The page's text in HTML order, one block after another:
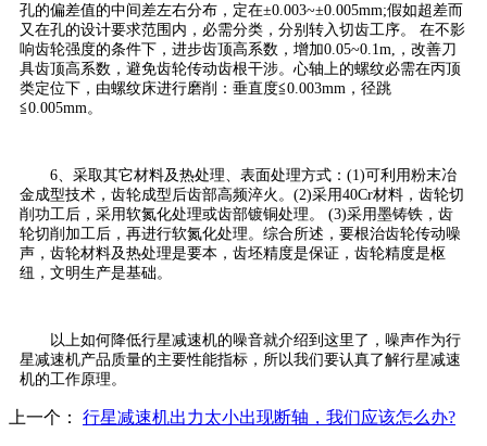
孔的偏差值的中间差左右分布，定在±0.003~±0.005mm;假如超差而
又在孔的设计要求范围内，必需分类，分别转入切齿工序。 在不影
响齿轮强度的条件下，进步齿顶高系数，增加0.05~0.1m,，改善刀
具齿顶高系数，避免齿轮传动齿根干涉。心轴上的螺纹必需在丙顶
类定位下，由螺纹床进行磨削：垂直度≦0.003mm，径跳
≦0.005mm。
6、采取其它材料及热处理、表面处理方式：(1)可利用粉末冶
金成型技术，齿轮成型后齿部高频淬火。(2)采用40Cr材料，齿轮切
削功工后，采用软氮化处理或齿部镀铜处理。 (3)采用墨铸铁，齿
轮切削加工后，再进行软氮化处理。综合所述，要根治齿轮传动噪
声，齿轮材料及热处理是要本，齿坯精度是保证，齿轮精度是枢
纽，文明生产是基础。
以上如何降低行星减速机的噪音就介绍到这里了，噪声作为行
星减速机产品质量的主要性能指标，所以我们要认真了解行星减速
机的工作原理。
上一个： 行星减速机出力太小出现断轴，我们应该怎么办?